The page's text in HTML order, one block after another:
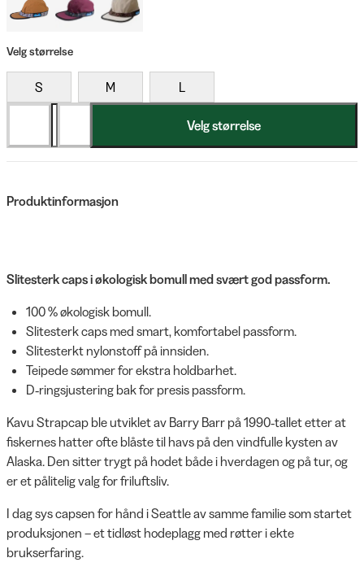
Velg størrelse
S M L
Velg størrelse
Produktinformasjon
Slitesterk caps i økologisk bomull med svært god passform.
100 % økologisk bomull.
Slitesterk caps med smart, komfortabel passform.
Slitesterkt nylonstoff på innsiden.
Teipede sømmer for ekstra holdbarhet.
D‑ringsjustering bak for presis passform.
Kavu Strapcap ble utviklet av Barry Barr på 1990‑tallet etter at
fiskernes hatter ofte blåste til havs på den vindfulle kysten av
Alaska. Den sitter trygt på hodet både i hverdagen og på tur, og
er et pålitelig valg for friluftsliv.
I dag sys capsen for hånd i Seattle av samme familie som startet
produksjonen – et tidløst hodeplagg med røtter i ekte
brukserfaring.